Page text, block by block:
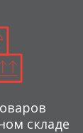
складе